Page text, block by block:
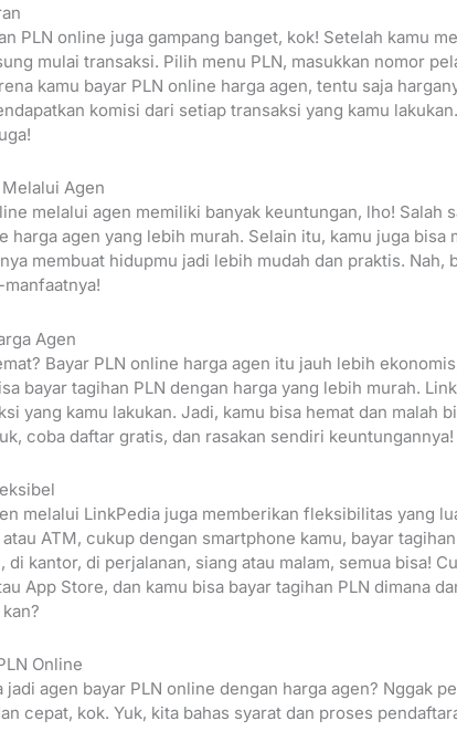
PLN online juga gampang banget, kok! Setelah kamu
mulai transaksi. Pilih menu PLN, masukkan nomor
kamu bayar PLN online harga agen, tentu saja
komisi dari setiap transaksi yang kamu
Agen
melalui agen memiliki banyak keuntungan, lho! Salah
harga agen yang lebih murah. Selain itu, kamu juga bisa
membuat hidupmu jadi lebih mudah dan praktis. Nah,
Agen
Bayar PLN online harga agen itu jauh lebih
bayar tagihan PLN dengan harga yang lebih murah.
yang kamu lakukan. Jadi, kamu bisa hemat dan malah
coba daftar gratis, dan rasakan sendiri keuntungannya!
melalui LinkPedia juga memberikan fleksibilitas yang
ATM, cukup dengan smartphone kamu, bayar
di kantor, di perjalanan, siang atau malam, semua bisa!
App Store, dan kamu bisa bayar tagihan PLN dimana
Online
jadi agen bayar PLN online dengan harga agen? Nggak
cepat, kok. Yuk, kita bahas syarat dan proses